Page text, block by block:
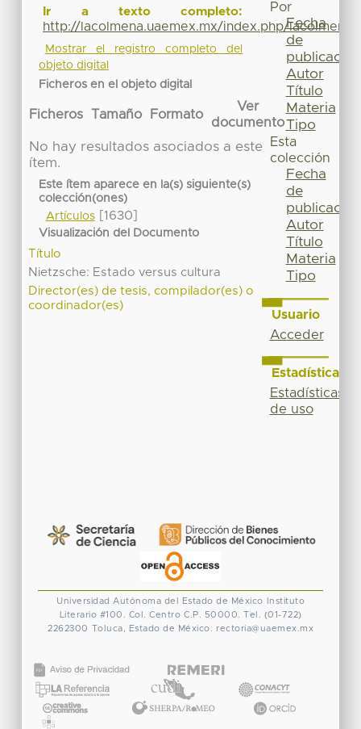
Ir a texto completo:
http://lacolmena.uaemex.mx/index.php/
Mostrar el registro completo del
objeto digital
Ficheros en el objeto digital
Ficheros Tamaño Formato
Ver
documento
No hay resultados asociados a este
ítem.
Este ítem aparece en la(s) siguiente(s)
colección(ones)
Artículos[1630]
Visualización del Documento
Título
Nietzsche: Estado versus cultura
Director(es) de tesis, compilador(es) o
coordinador(es)
Por
Fecha
de
publicación
Autor
Título
Materia
Tipo
Esta
colección
Fecha
de
publicación
Autor
Título
Materia
Tipo
Usuario
Acceder
Estadísticas
Estadísticas
de uso
Universidad Autónoma del Estado de México
Instituto
Literario #100. Col. Centro C.P. 50000. Tel. (01-722)
2262300 Toluca, Estado de México. rectoria@uaemex.mx